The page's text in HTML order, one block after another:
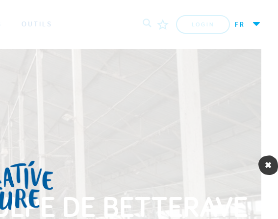
OUTILS LOGIN FR
DE BETTERAVE